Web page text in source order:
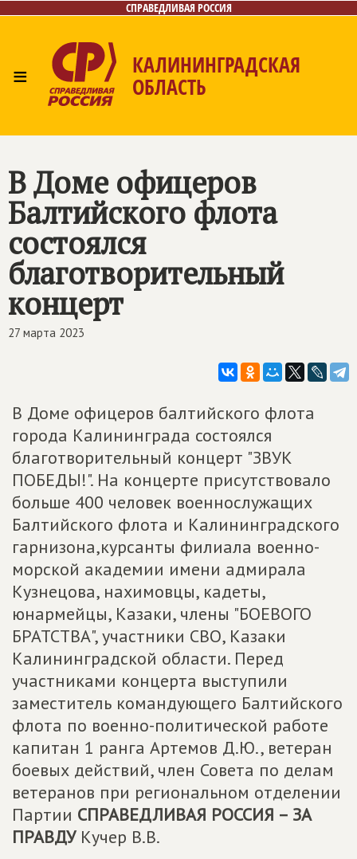
СПРАВЕДЛИВАЯ РОССИЯ
≡ КАЛИНИНГРАДСКАЯ
ОБЛАСТЬ
Контакты
В Доме офицеров
Балтийского флота
состоялся
благотворительный
концерт
27 марта 2023
В Доме офицеров балтийского флота
города Калининграда состоялся
благотворительный концерт "ЗВУК
ПОБЕДЫ!". На концерте присутствовало
больше 400 человек военнослужащих
Балтийского флота и Калининградского
гарнизона,курсанты филиала военно-
морской академии имени адмирала
Кузнецова, нахимовцы, кадеты,
юнармейцы, Казаки, члены "БОЕВОГО
БРАТСТВА", участники СВО, Казаки
Калининградской области. Перед
участниками концерта выступили
заместитель командующего Балтийского
флота по военно-политической работе
капитан 1 ранга Артемов Д.Ю., ветеран
боевых действий, член Совета по делам
ветеранов при региональном отделении
Партии СПРАВЕДЛИВАЯ РОССИЯ – ЗА
ПРАВДУКучер В.В.